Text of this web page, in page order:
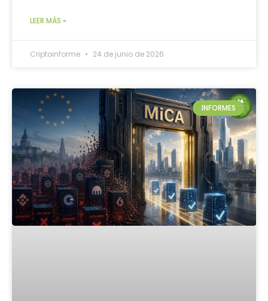
LEER MÁS »
Criptoinforme 24 de junio de 2026
INFORMES